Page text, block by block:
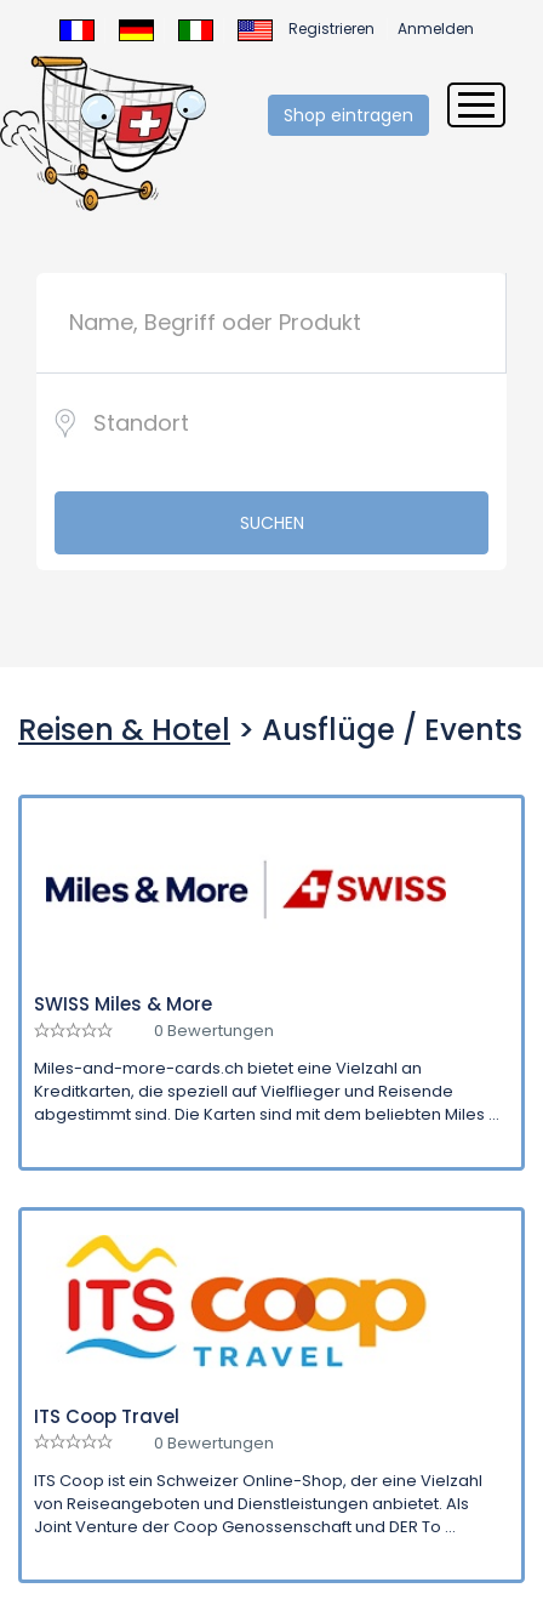
Registrieren Anmelden
Shop eintragen
SUCHEN
Reisen & Hotel > Ausflüge / Events
SWISS Miles & More
0 Bewertungen
Miles-and-more-cards.ch bietet eine Vielzahl an
Kreditkarten, die speziell auf Vielflieger und Reisende
abgestimmt sind. Die Karten sind mit dem beliebten Miles ...
ITS Coop Travel
0 Bewertungen
ITS Coop ist ein Schweizer Online-Shop, der eine Vielzahl
von Reiseangeboten und Dienstleistungen anbietet. Als
Joint Venture der Coop Genossenschaft und DER To ...